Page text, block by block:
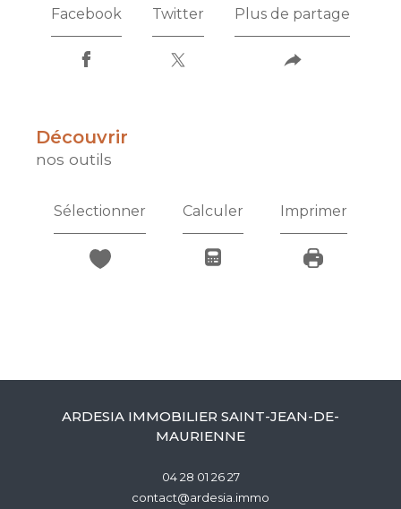
Facebook Twitter Plus de partage
découvrir
nos outils
Sélectionner Calculer Imprimer
ARDESIA IMMOBILIER SAINT-JEAN-DE-
MAURIENNE
04 28 01 26 27
contact@ardesia.immo